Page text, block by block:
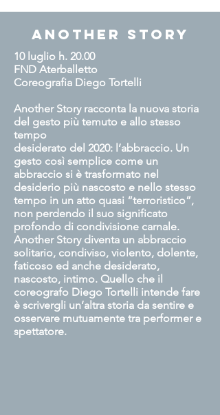
ANOTHER STORY
10 luglio h. 20.00
FND Aterballetto
Coreografia Diego Tortelli
Another Story racconta la nuova storia
del gesto più temuto e allo stesso
tempo
desiderato del 2020: l’abbraccio. Un
gesto così semplice come un
abbraccio si è trasformato nel
desiderio più nascosto e nello stesso
tempo in un atto quasi “terroristico”,
non perdendo il suo significato
profondo di condivisione carnale.
Another Story diventa un abbraccio
solitario, condiviso, violento, dolente,
faticoso ed anche desiderato,
nascosto, intimo. Quello che il
coreografo Diego Tortelli intende fare
è scrivergli un’altra storia da sentire e
osservare mutuamente tra performer e
spettatore.